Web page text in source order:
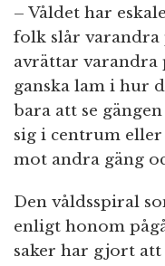
– Våldet har
folk slår
avrättar varandra
ganska lam i hur
bara att se
sig i centrum
mot andra gäng
Den våldsspiral
enligt honom
saker har gjort